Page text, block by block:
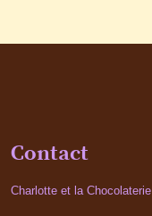
Contact
Charlotte et la Chocolaterie